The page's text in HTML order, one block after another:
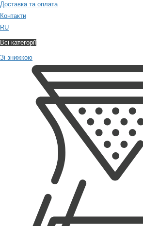
Доставка та оплата
Контакти
RU
Всі категорії
Зі знижкою